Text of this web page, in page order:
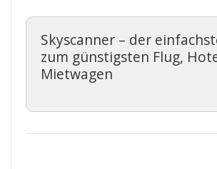
Skyscanner – der
zum günstigsten Flug,
Mietwagen